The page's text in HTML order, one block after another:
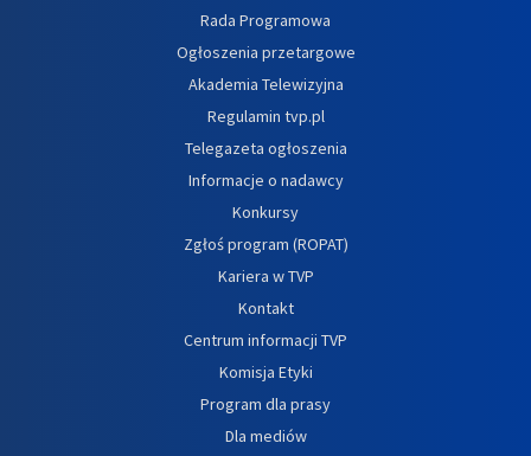
Rada Programowa
Ogłoszenia przetargowe
Akademia Telewizyjna
Regulamin tvp.pl
Telegazeta ogłoszenia
Informacje o nadawcy
Konkursy
Zgłoś program (ROPAT)
Kariera w TVP
Kontakt
Centrum informacji TVP
Komisja Etyki
Program dla prasy
Dla mediów